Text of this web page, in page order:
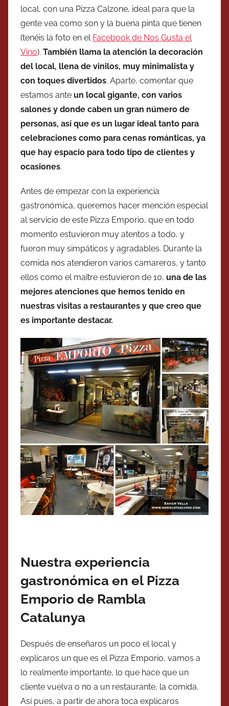
local, con una Pizza Calzone, ideal para que la
gente vea como son y la buena pinta que tienen
(tenéis la foto en el Facebook de Nos Gusta el
Vino). También llama la atención la decoración
del local, llena de vinilos, muy minimalista y
con toques divertidos. Aparte, comentar que
estamos ante un local gigante, con varios
salones y donde caben un gran número de
personas, así que es un lugar ideal tanto para
celebraciones como para cenas románticas, ya
que hay espacio para todo tipo de clientes y
ocasiones.
Antes de empezar con la experiencia
gastronómica, queremos hacer mención especial
al servicio de este Pizza Emporio, que en todo
momento estuvieron muy atentos a todo, y
fueron muy simpáticos y agradables. Durante la
comida nos atendieron varios camareros, y tanto
ellos como el maître estuvieron de 10, una de las
mejores atenciones que hemos tenido en
nuestras visitas a restaurantes y que creo que
es importante destacar.
Nuestra experiencia
gastronómica en el Pizza
Emporio de Rambla
Catalunya
Después de enseñaros un poco el local y
explicaros un que es el Pizza Emporio, vamos a
lo realmente importante, lo que hace que un
cliente vuelva o no a un restaurante, la comida.
Así pues, a partir de ahora toca explicaros